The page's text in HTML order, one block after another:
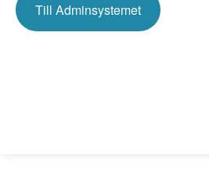
Till Adminsystemet